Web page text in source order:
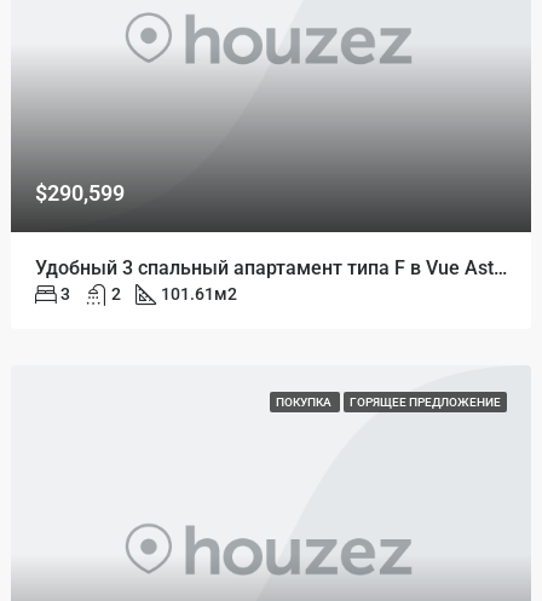
$290,599
Удобный 3 спальный апартамент типа F в Vue Aston
3 2 101.61м2
ПОКУПКА ГОРЯЩЕЕ ПРЕДЛОЖЕНИЕ